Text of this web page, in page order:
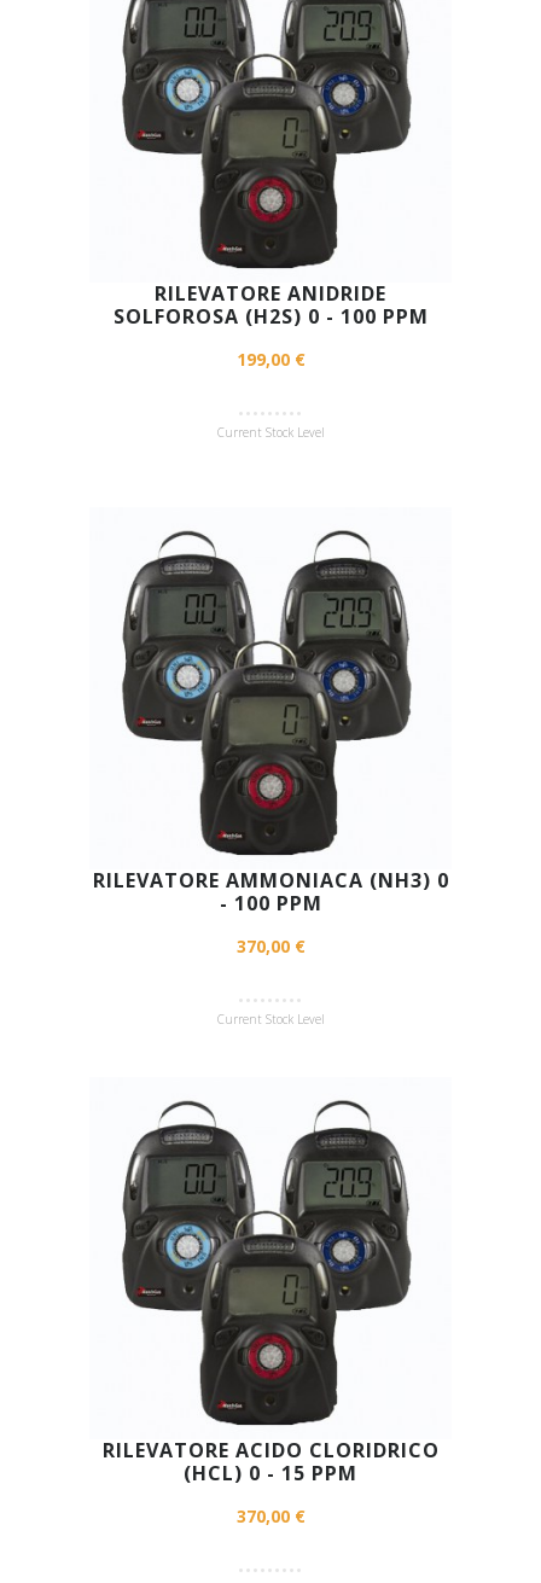
RILEVATORE ANIDRIDE
SOLFOROSA (H2S) 0 - 100 PPM
199,00 €
Current Stock Level
RILEVATORE AMMONIACA (NH3) 0
- 100 PPM
370,00 €
Current Stock Level
RILEVATORE ACIDO CLORIDRICO
(HCL) 0 - 15 PPM
370,00 €